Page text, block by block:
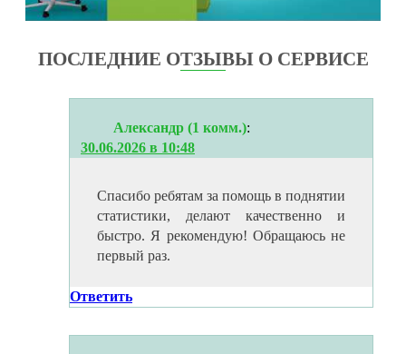
ПОСЛЕДНИЕ ОТЗЫВЫ О СЕРВИСЕ
Александр (1 комм.):
30.06.2026 в 10:48
Спасибо ребятам за помощь в поднятии
статистики, делают качественно и
быстро. Я рекомендую! Обращаюсь не
первый раз.
Ответить